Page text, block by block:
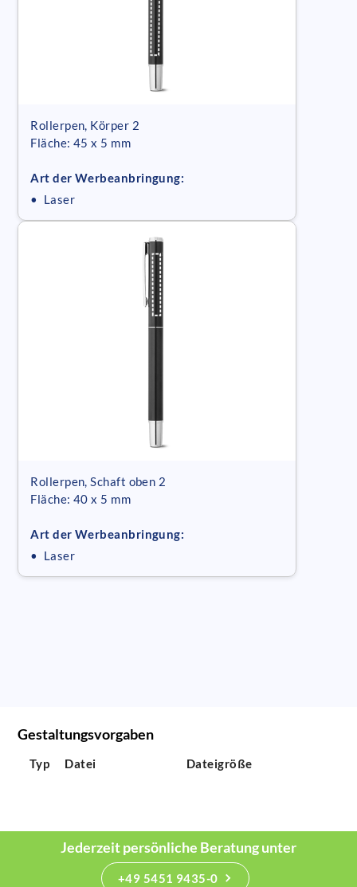
Rollerpen, Körper 2
Fläche: 45 x 5 mm
Art der Werbeanbringung:
• Laser
Rollerpen, Schaft oben 2
Fläche: 40 x 5 mm
Art der Werbeanbringung:
• Laser
Gestaltungsvorgaben
Typ Datei Dateigröße
Jederzeit persönliche Beratung unter
+49 5451 9435-0